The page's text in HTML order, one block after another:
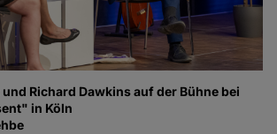
Richard Dawkins auf der Bühne bei
in Köln